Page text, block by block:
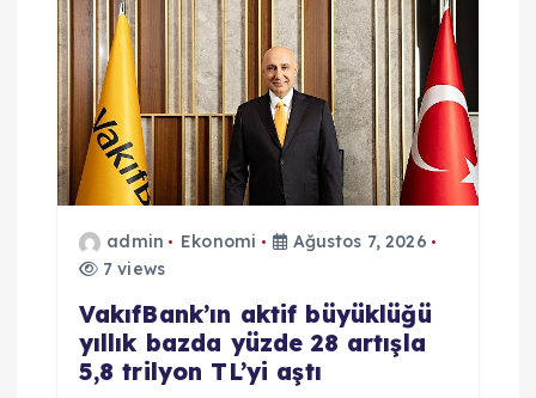
n
m
e
admin Ekonomi
Ağustos 7, 2026
7 views
VakıfBank’ın aktif büyüklüğü
yıllık bazda yüzde 28 artışla
5,8 trilyon TL’yi aştı